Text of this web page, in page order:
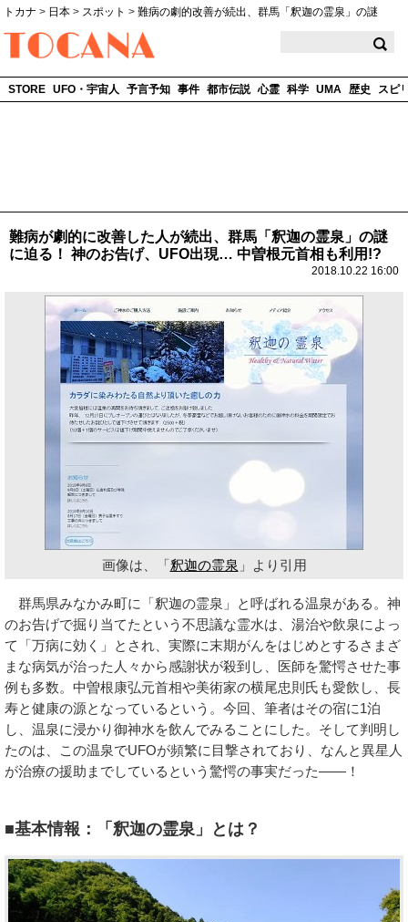
トカナ > 日本 > スポット > 難病の劇的改善が続出、群馬「釈迦の霊泉」の謎
STORE UFO・宇宙人 予言予知 事件 都市伝説 心霊 科学 UMA 歴史 スピ
難病が劇的に改善した人が続出、群馬「釈迦の霊泉」の謎
に迫る！ 神のお告げ、UFO出現… 中曽根元首相も利用!?
2018.10.22 16:00
画像は、「釈迦の霊泉 」より引用
群馬県みなかみ町に「釈迦の霊泉」と呼ばれる温泉がある。神
のお告げで掘り当てたという不思議な霊水は、湯治や飲泉によっ
て「万病に効く」とされ、実際に末期がんをはじめとするさまざ
まな病気が治った人々から感謝状が殺到し、医師を驚愕させた事
例も多数。中曽根康弘元首相や美術家の横尾忠則氏も愛飲し、長
寿と健康の源となっているという。今回、筆者はその宿に1泊
し、温泉に浸かり御神水を飲んでみることにした。そして判明し
たのは、この温泉でUFOが頻繁に目撃されており、なんと異星人
が治療の援助までしているという驚愕の事実だった――！
■基本情報：「釈迦の霊泉」とは？